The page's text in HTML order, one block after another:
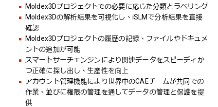
Moldex3Dプロジェクトでの必要に応じた分類とラベリング
Moldex3Dの解析結果を可視化し、iSLMで分析結果を直接
確認
Moldex3Dプロジェクトの履歴の記録、ファイルやドキュメ
ントの追加が可能
スマートサーチエンジンにより関連データをスピーディか
つ正確に探し出し、生産性を向上
アカウント管理機能により世界中のCAEチームが共同での
作業、並びに権限の管理を通してデータの管理と保護を提
供